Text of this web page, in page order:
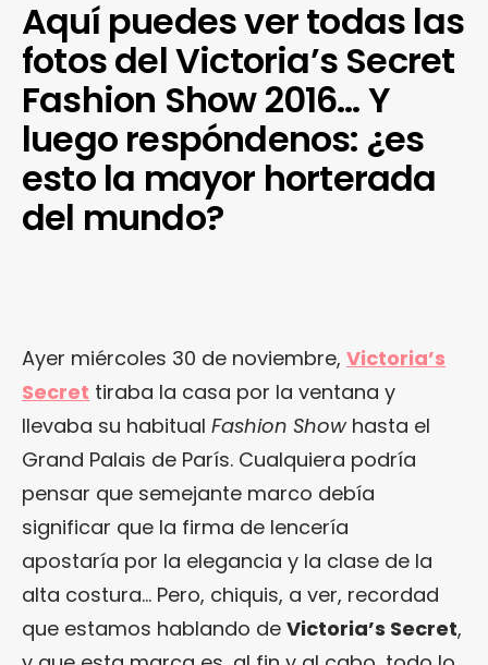
Aquí puedes ver todas las
fotos del Victoria’s Secret
Fashion Show 2016… Y
luego respóndenos: ¿es
esto la mayor horterada
del mundo?
Ayer miércoles 30 de noviembre, Victoria’s
Secret tiraba la casa por la ventana y
llevaba su habitual Fashion Showhasta el
Grand Palais de París. Cualquiera podría
pensar que semejante marco debía
significar que la firma de lencería
apostaría por la elegancia y la clase de la
alta costura… Pero, chiquis, a ver, recordad
que estamos hablando de Victoria’s Secret,